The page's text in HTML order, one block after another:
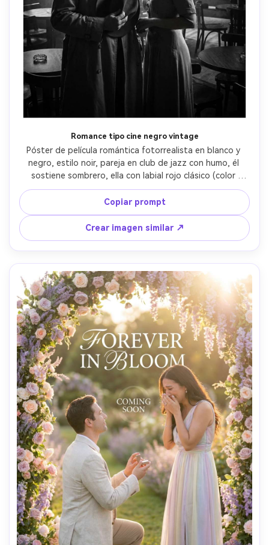
Romance tipo cine negro vintage
Póster de película romántica fotorrealista en blanco y
negro, estilo noir, pareja en club de jazz con humo, él
sostiene sombrero, ella con labial rojo clásico (color
selectivo sólo en labios), contraluz duro, sombras de
persiana veneciana, atmósfera de misterio, espacio
seguro para título arriba, composición clásica de póster,
capturada con 50mm f/1.8, grano fuerte y alto contraste,
estilo noir cinematográfico --ar 4:5
Copiar prompt
Crear imagen similar ↗